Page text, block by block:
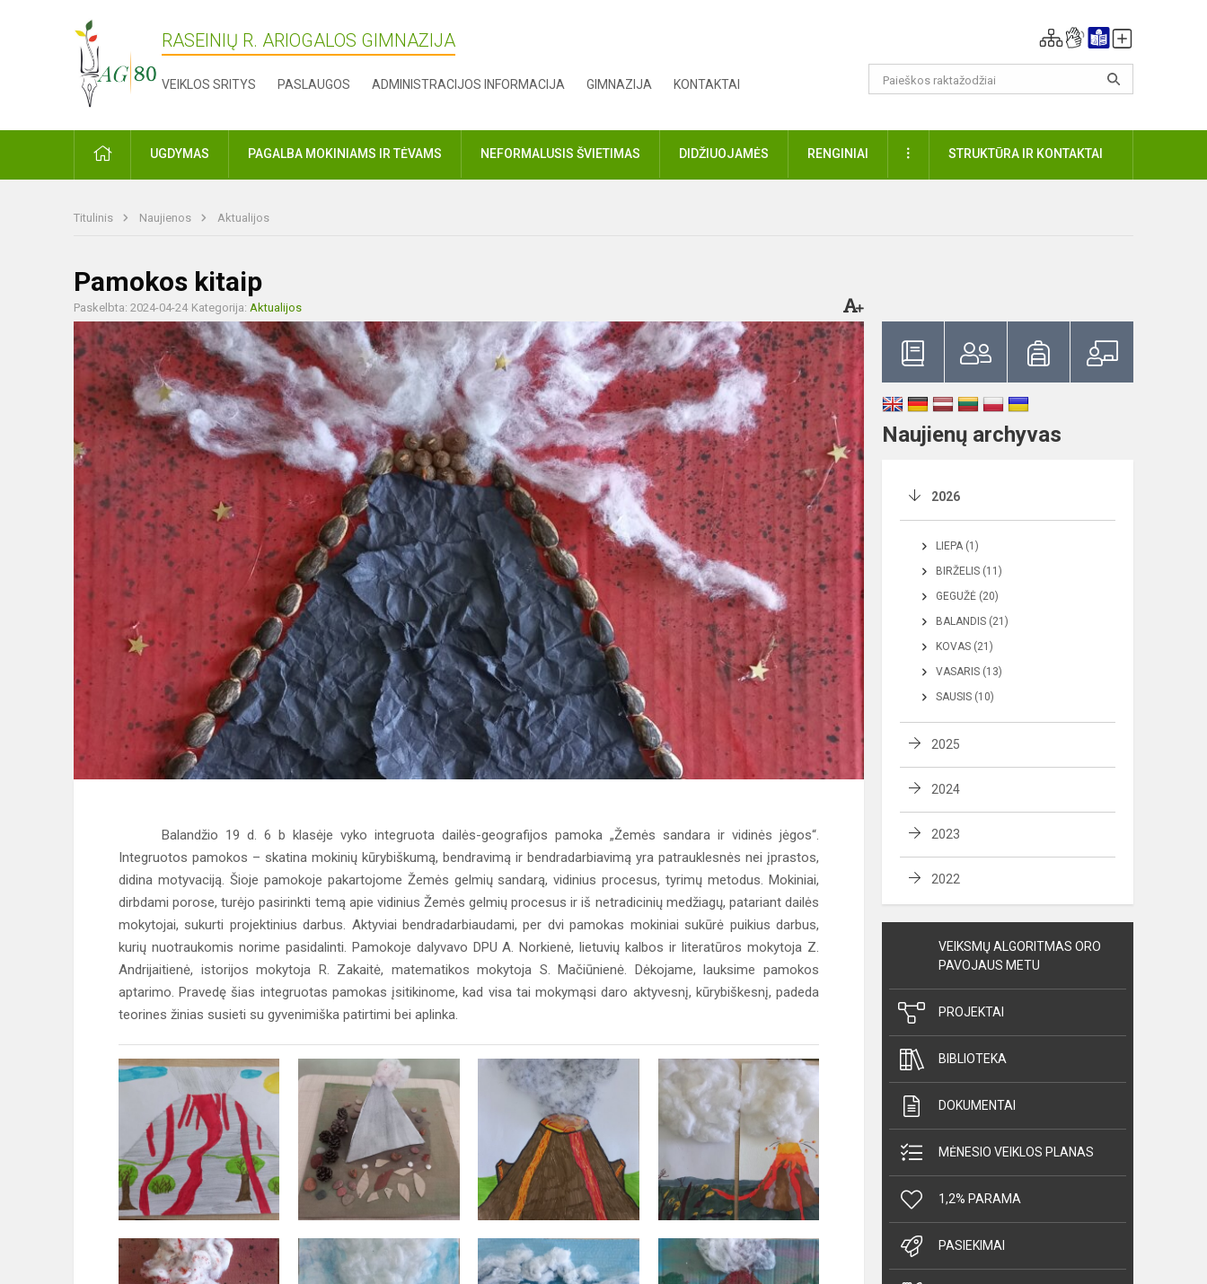
RASEINIŲ R. ARIOGALOS GIMNAZIJA
VEIKLOS SRITYS PASLAUGOS ADMINISTRACIJOS INFORMACIJA GIMNAZIJA KONTAKTAI
PRADŽIAUGDYMAS PAGALBA MOKINIAMS IR TĖVAMS NEFORMALUSIS ŠVIETIMAS DIDŽIUOJAMĖS RENGINIAI DAUGIAUSTRUKTŪRA IR KONTAKTAI
Titulinis Naujienos Aktualijos
Pamokos kitaip
Paskelbta: 2024-04-24 Kategorija: Aktualijos
Balandžio 19 d. 6 b klasėje vyko integruota dailės-geografijos pamoka „Žemės sandara ir vidinės jėgos“.
Integruotos pamokos – skatina mokinių kūrybiškumą, bendravimą ir bendradarbiavimą yra patrauklesnės nei įprastos,
didina motyvaciją. Šioje pamokoje pakartojome Žemės gelmių sandarą, vidinius procesus, tyrimų metodus. Mokiniai,
dirbdami porose, turėjo pasirinkti temą apie vidinius Žemės gelmių procesus ir iš netradicinių medžiagų, patariant dailės
mokytojai, sukurti projektinius darbus. Aktyviai bendradarbiaudami, per dvi pamokas mokiniai sukūrė puikius darbus,
kurių nuotraukomis norime pasidalinti. Pamokoje dalyvavo DPU A. Norkienė, lietuvių kalbos ir literatūros mokytoja Z.
Andrijaitienė, istorijos mokytoja R. Zakaitė, matematikos mokytoja S. Mačiūnienė. Dėkojame, lauksime pamokos
aptarimo. Pravedę šias integruotas pamokas įsitikinome, kad visa tai mokymąsi daro aktyvesnį, kūrybiškesnį, padeda
teorines žinias susieti su gyvenimiška patirtimi bei aplinka.
Naujienų archyvas
2026
LIEPA (1)
BIRŽELIS (11)
GEGUŽĖ (20)
BALANDIS (21)
KOVAS (21)
VASARIS (13)
SAUSIS (10)
2025
2024
2023
2022
VEIKSMŲ ALGORITMAS ORO
PAVOJAUS METU
PROJEKTAI
BIBLIOTEKA
DOKUMENTAI
MĖNESIO VEIKLOS PLANAS
1,2% PARAMA
PASIEKIMAI